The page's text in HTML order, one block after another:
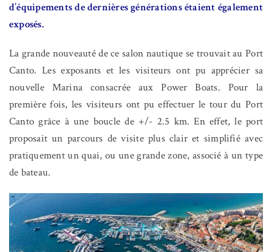
d’équipements de dernières générations étaient également
exposés.
La grande nouveauté de ce salon nautique se trouvait au Port
Canto. Les exposants et les visiteurs ont pu apprécier sa
nouvelle Marina consacrée aux Power Boats. Pour la
première fois, les visiteurs ont pu effectuer le tour du Port
Canto grâce à une boucle de +/- 2.5 km. En effet, le port
proposait un parcours de visite plus clair et simplifié avec
pratiquement un quai, ou une grande zone, associé à un type
de bateau.